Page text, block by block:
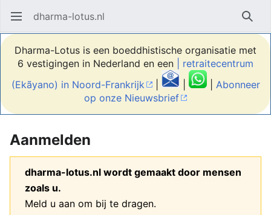
Hoofdmenu openen dharma-lotus.nl
Dharma-Lotus is een boeddhistische organisatie met
6 vestigingen in Nederland en een
| retraitecentrum
(Ekãyano) in Noord-Frankrijk
| | Abonneer
op onze Nieuwsbrief
Aanmelden
dharma-lotus.nl wordt gemaakt door mensen
zoals u.
Meld u aan om bij te dragen.